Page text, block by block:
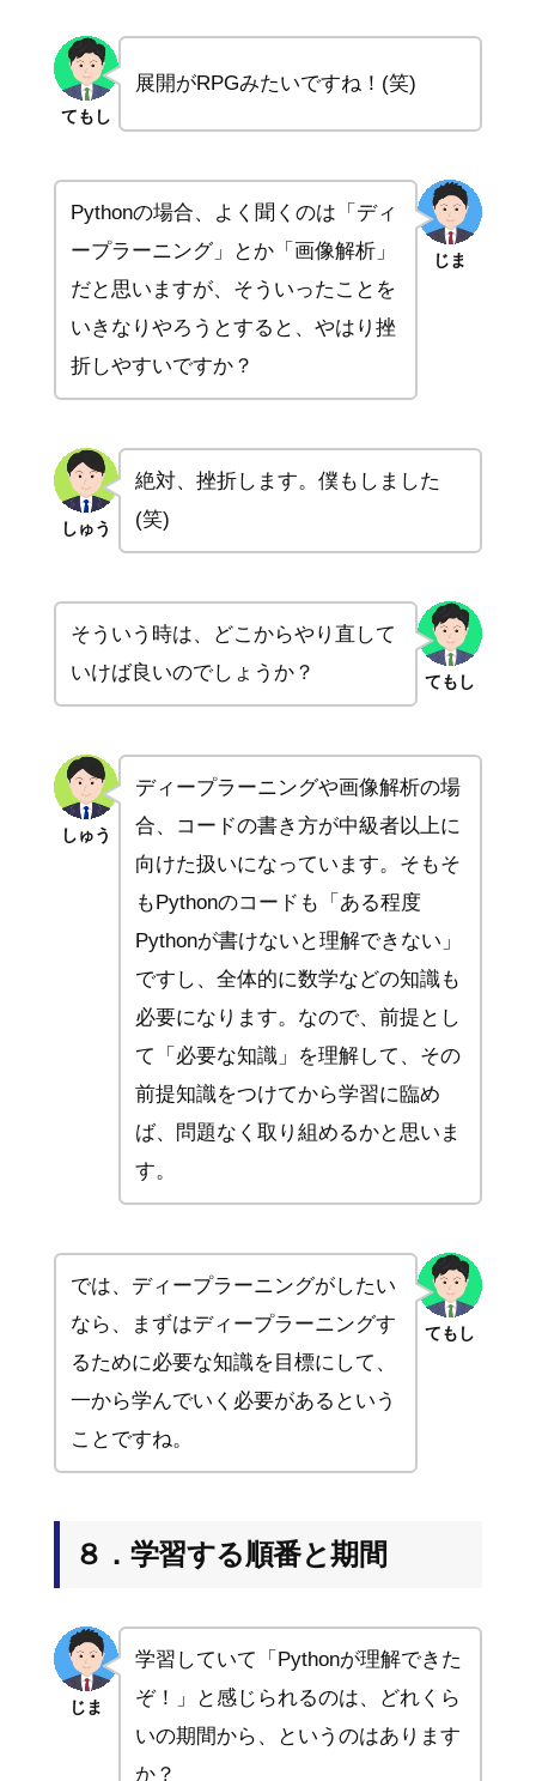
てもし
展開がRPGみたいですね！(笑)
じま
Pythonの場合、よく聞くのは「ディ
ープラーニング」とか「画像解析」
だと思いますが、そういったことを
いきなりやろうとすると、やはり挫
折しやすいですか？
しゅう
絶対、挫折します。僕もしました
(笑)
てもし
そういう時は、どこからやり直して
いけば良いのでしょうか？
しゅう
ディープラーニングや画像解析の場
合、コードの書き方が中級者以上に
向けた扱いになっています。そもそ
もPythonのコードも「ある程度
Pythonが書けないと理解できない」
ですし、全体的に数学などの知識も
必要になります。なので、前提とし
て「必要な知識」を理解して、その
前提知識をつけてから学習に臨め
ば、問題なく取り組めるかと思いま
す。
てもし
では、ディープラーニングがしたい
なら、まずはディープラーニングす
るために必要な知識を目標にして、
一から学んでいく必要があるという
ことですね。
８．学習する順番と期間
じま
学習していて「Pythonが理解できた
ぞ！」と感じられるのは、どれくら
いの期間から、というのはあります
か？